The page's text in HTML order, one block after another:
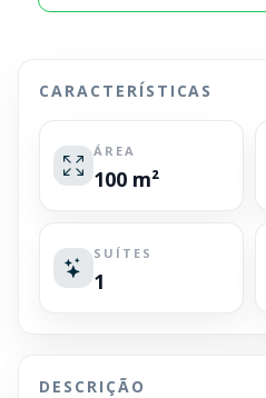
CARACTERÍSTICAS
ÁREA
100 m²
SUÍTES
1
DESCRIÇÃO